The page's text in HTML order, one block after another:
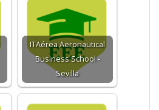
ITAérea Aeronautical
Business School -
Sevilla